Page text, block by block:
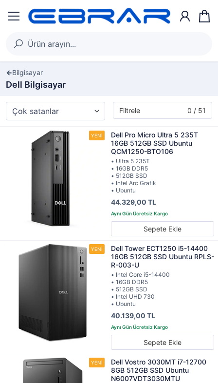
Bilgisayar
Dell Bilgisayar
Filtrele 0 / 51
Dell Pro Micro Ultra 5 235T
16GB 512GB SSD Ubuntu
QCM1250-BTO106
• Ultra 5 235T
• 16GB DDR5
• 512GB SSD
• Intel Arc Grafik
• Ubuntu
44.329,00 TL
Sepete Ekle
Dell Tower ECT1250 i5-14400
16GB 512GB SSD Ubuntu RPLS-
R-003-U
• Intel Core i5-14400
• 16GB DDR5
• 512GB SSD
• Intel UHD 730
• Ubuntu
40.139,00 TL
Sepete Ekle
Dell Vostro 3030MT i7-12700
8GB 512GB SSD Ubuntu
N6007VDT3030MTU